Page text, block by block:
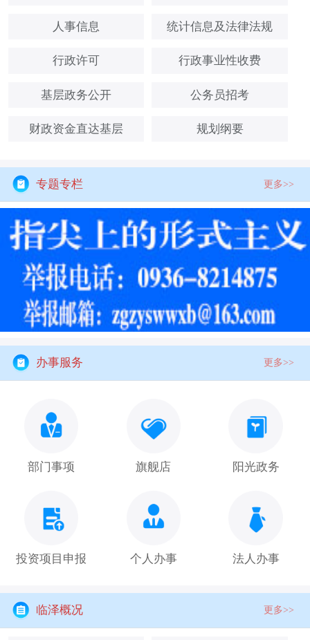
人事信息 统计信息及法律法规
行政许可 行政事业性收费
基层政务公开 公务员招考
财政资金直达基层 规划纲要
专题专栏 更多>>
办事服务 更多>>
部门事项 旗舰店 阳光政务
投资项目申报 个人办事 法人办事
临泽概况 更多>>